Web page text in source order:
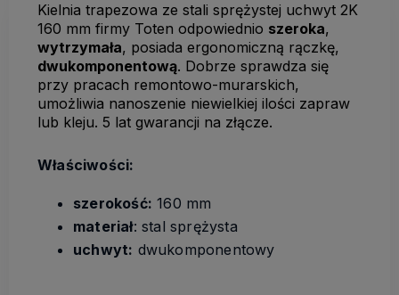
Kielnia trapezowa ze stali sprężystej uchwyt 2K
160 mm firmy Toten odpowiednio szeroka,
wytrzymała, posiada ergonomiczną rączkę,
dwukomponentową. Dobrze sprawdza się
przy pracach remontowo-murarskich,
umożliwia nanoszenie niewielkiej ilości zapraw
lub kleju. 5 lat gwarancji na złącze.
Właściwości:
szerokość: 160 mm
materiał: stal sprężysta
uchwyt: dwukomponentowy